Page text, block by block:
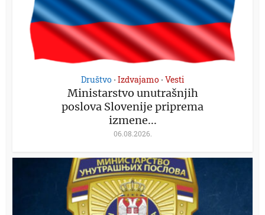
Društvo • Izdvajamo • Vesti
Ministarstvo unutrašnjih
poslova Slovenije priprema
izmene...
06.08.2026.